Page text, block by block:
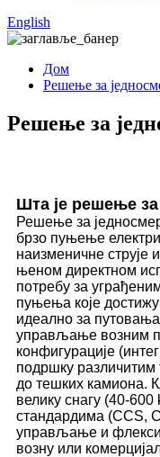
English
Дом
Решење за
Решење за
Шта је решење
Решење за
брзо пуњење
наизменичне струје
њеном директном
потребу за
пуњења које
идеално за
управљање возним
конфигурације
подршку
до тешких камиона.
велику снагу (40-
стандардима (CCS,
управљање и
возну или